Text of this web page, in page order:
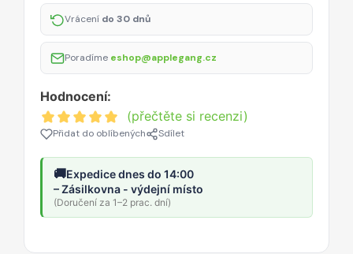
Vrácení do 30 dnů
Poradíme eshop@applegang.cz
Hodnocení:
(přečtěte si recenzi)
Přidat do oblíbených Sdílet
🚚Expedice dnes do 14:00
– Zásilkovna - výdejní místo
(Doručení za 1–2 prac. dní)